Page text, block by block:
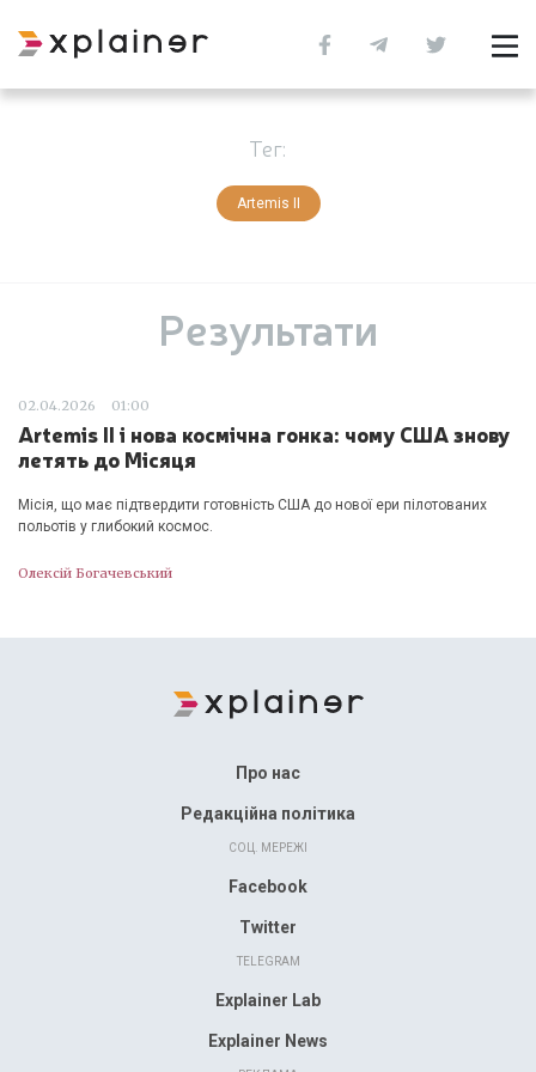
Тег:
Artemis II
Результати
02.04.2026 01:00
Artemis II і нова космічна гонка: чому США знову
летять до Місяця
Місія, що має підтвердити готовність США до нової ери пілотованих
польотів у глибокий космос.
Олексій Богачевський
Про нас
Редакційна політика
СОЦ. МЕРЕЖІ
Facebook
Twitter
TELEGRAM
Explainer Lab
Explainer News